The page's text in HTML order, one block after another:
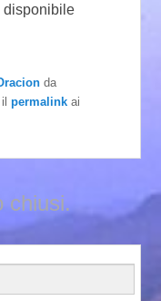
disponibile
da
ilpermalink ai
chiusi.